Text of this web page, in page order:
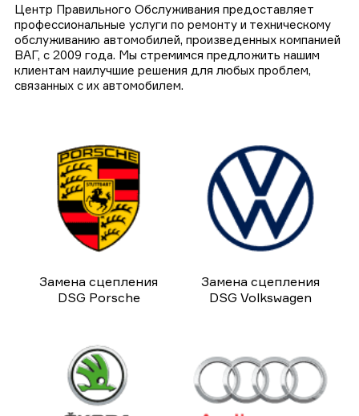
Центр Правильного Обслуживания предоставляет
профессиональные услуги по ремонту и техническому
обслуживанию автомобилей, произведенных компанией
ВАГ, с 2009 года. Мы стремимся предложить нашим
клиентам наилучшие решения для любых проблем,
связанных с их автомобилем.
Замена сцепления
DSG Porsche
Замена сцепления
DSG Volkswagen